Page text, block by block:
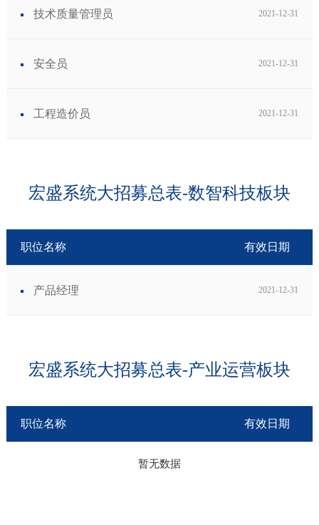
2021-12-31
技术质量管理员
2021-12-31
安全员
2021-12-31
工程造价员
宏盛系统大招募总表-数智科技板块
有效日期
职位名称
2021-12-31
产品经理
宏盛系统大招募总表-产业运营板块
有效日期
职位名称
暂无数据